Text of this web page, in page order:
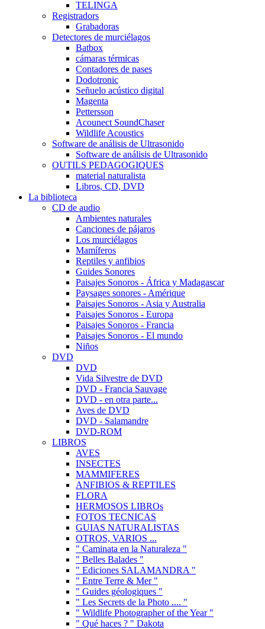
TELINGA
Registradors
Grabadoras
Detectores de murciélagos
Batbox
cámaras térmicas
Contadores de pases
Dodotronic
Señuelo acústico digital
Magenta
Pettersson
Acounect SoundChaser
Wildlife Acoustics
Software de análisis de Ultrasonido
Software de análisis de Ultrasonido
OUTILS PEDAGOGIQUES
material naturalista
Libros, CD, DVD
La biblioteca
CD de audio
Ambientes naturales
Canciones de pájaros
Los murciélagos
Mamíferos
Reptiles y anfibios
Guides Sonores
Paisajes Sonoros - África y Madagascar
Paysages sonores - Amérique
Paisajes Sonoros - Asia y Australia
Paisajes Sonoros - Europa
Paisajes Sonoros - Francia
Paisajes Sonoros - El mundo
Niños
DVD
DVD
Vida Silvestre de DVD
DVD - Francia Sauvage
DVD - en otra parte...
Aves de DVD
DVD - Salamandre
DVD-ROM
LIBROS
AVES
INSECTES
MAMMIFERES
ANFIBIOS & REPTILES
FLORA
HERMOSOS LIBROs
FOTOS TECNICAS
GUIAS NATURALISTAS
OTROS, VARIOS ...
" Caminata en la Naturaleza "
" Belles Balades "
" Ediciones SALAMANDRA "
" Entre Terre & Mer "
" Guides géologiques "
" Les Secrets de la Photo .... "
" Wildlife Photographer of the Year "
" Qué haces ? " Dakota